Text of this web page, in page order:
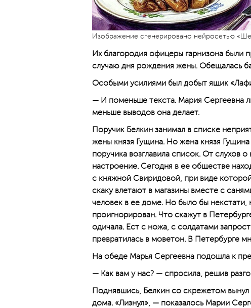
Изображение сгенерировано нейросетью
Их благородия офицеры гарнизона
случаю дня рождения жены. Обещалась
Особыми усилиями был добыт ящик
— И поменьше текста. Мария Сергеевна
меньше выводов она делает.
Поручик Белкин занимал в спис­ке
жены князя Гущина. Но жена князя
поручика возглавила список. От слухов
настроение. Сегодня в ее обществе
с княжной Свиридовой, при виде
скаку влетают в магазины вместе с
человек в ее доме. Но было бы некстати,
проигнорирован. Что скажут в
одичала. Ест с ножа, с солдатами
превратилась в моветон. В Петербурге
На обеде Марья Сергеевна подошла к
— Как вам у нас? — спросила, решив
Поднявшись, Белкин со скрежетом
дома. «Лизнул», — показалось Марии